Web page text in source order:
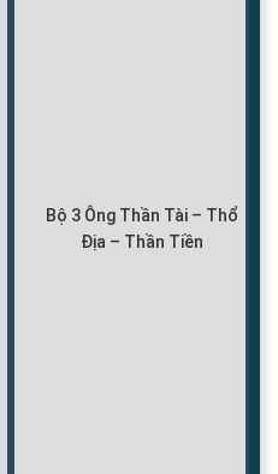
Bộ 3 Ông Thần Tài – Thổ
Địa – Thần Tiền